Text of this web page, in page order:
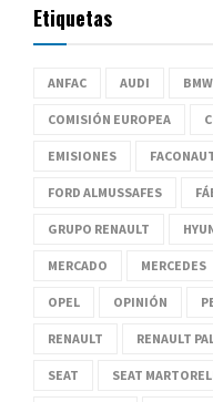
Etiquetas
ANFAC AUDI BMW
COMISIÓN EUROPEA
EMISIONES
FORD ALMUSSAFES
GRUPO RENAULT
MERCADO MERCEDES
OPEL OPINIÓN
RENAULT RENAULT
SEAT SEAT